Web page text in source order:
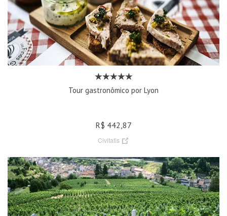
Tour gastronômico por Lyon
R$ 442,87
Civitatis